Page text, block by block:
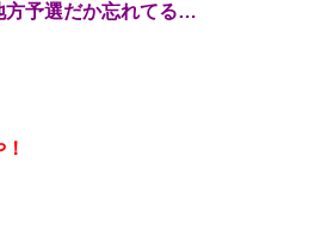
方予選だか忘れてる…